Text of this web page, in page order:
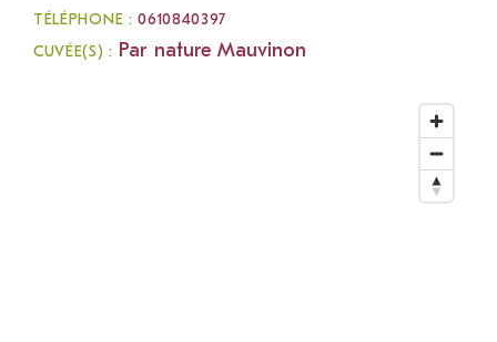
TÉLÉPHONE :0610840397
CUVÉE(S) : Par nature Mauvinon